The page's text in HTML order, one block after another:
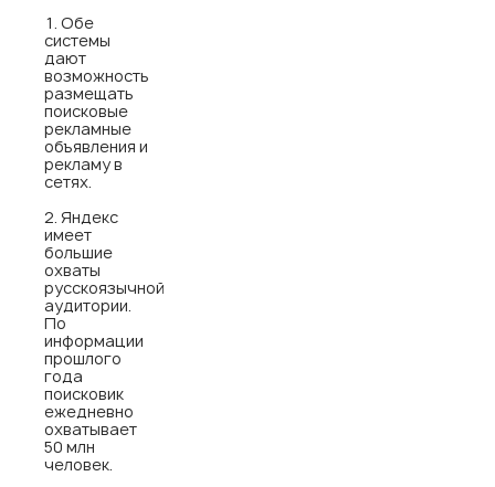
Обе
системы
дают
возможность
размещать
поисковые
рекламные
объявления и
рекламу в
сетях.
Яндекс
имеет
большие
охваты
русскоязычной
аудитории.
По
информации
прошлого
года
поисковик
ежедневно
охватывает
50 млн
человек.